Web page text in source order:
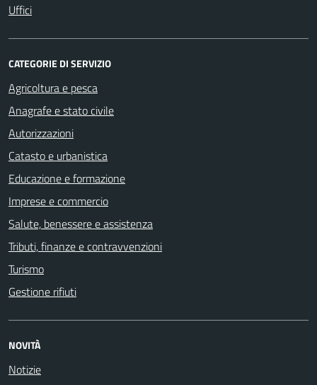
Uffici
CATEGORIE DI SERVIZIO
Agricoltura e pesca
Anagrafe e stato civile
Autorizzazioni
Catasto e urbanistica
Educazione e formazione
Imprese e commercio
Salute, benessere e assistenza
Tributi, finanze e contravvenzioni
Turismo
Gestione rifiuti
NOVITÀ
Notizie